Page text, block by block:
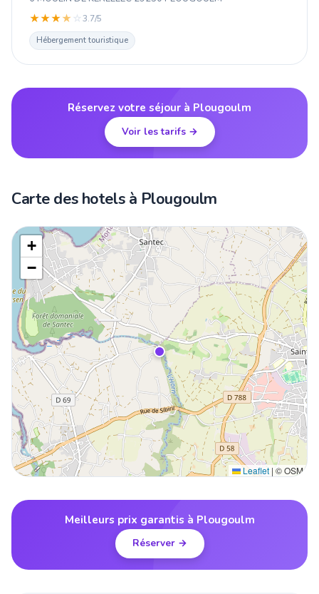
★★★★ ☆3.7/5
Hébergement touristique
Réservez votre séjour à Plougoulm
Voir les tarifs →
Carte des hotels à Plougoulm
+
−
Leaflet | © OSM
Meilleurs prix garantis à Plougoulm
Réserver →